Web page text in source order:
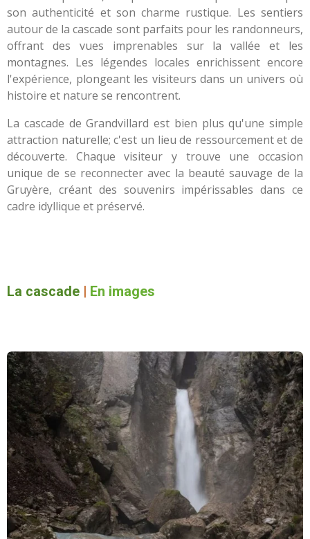
son authenticité et son charme rustique. Les sentiers
autour de la cascade sont parfaits pour les randonneurs,
offrant des vues imprenables sur la vallée et les
montagnes. Les légendes locales enrichissent encore
l'expérience, plongeant les visiteurs dans un univers où
histoire et nature se rencontrent.
La cascade de Grandvillard est bien plus qu'une simple
attraction naturelle; c'est un lieu de ressourcement et de
découverte. Chaque visiteur y trouve une occasion
unique de se reconnecter avec la beauté sauvage de la
Gruyère, créant des souvenirs impérissables dans ce
cadre idyllique et préservé.
La cascade En images